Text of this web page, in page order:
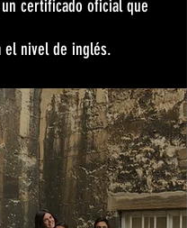
certificado oficial que
el nivel de inglés.